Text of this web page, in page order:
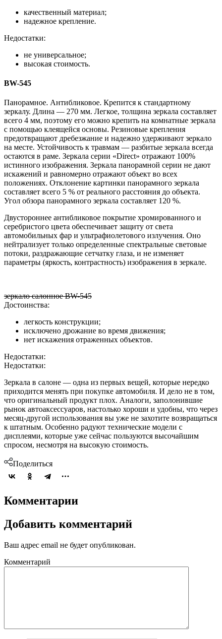
качественный материал;
надежное крепление.
Недостатки:
не универсальное;
высокая стоимость.
BW-545
Панорамное. Антибликовое. Крепится к стандартному
зеркалу. Длина — 270 мм. Легкое, толщина зеркала составляет
всего 4 мм, поэтому его можно крепить на комнатные зеркала
с помощью клеящейся основы. Резиновые крепления
предотвращают дребезжание и надежно удерживают зеркало
на месте. Устойчивость к травмам — разбитые зеркала всегда
остаются в раме. Зеркала серии «Direct» отражают 100%
истинного изображения. Зеркала панорамной серии не дают
искажений и равномерно отражают объект во всех
положениях. Отклонение картинки панорамного зеркала
составляет всего 5 % от реального расстояния до объекта.
Угол обзора панорамного зеркала составляет 120 %.
Двустороннее антибликовое покрытие хромированного и
серебристого цвета обеспечивает защиту от света
автомобильных фар и ультрафиолетового излучения. Оно
нейтрализует только определенные спектральные световые
потоки, раздражающие сетчатку глаза, и не изменяет
параметры (яркость, контрастность) изображения в зеркале.
зеркало салонное BW-545
Достоинства:
легкость конструкции;
исключено дрожание во время движения;
нет искажения отраженных объектов.
Недостатки:
Недостатки:
Зеркала в салоне — одна из первых вещей, которые нередко
приходится менять при покупке автомобиля. И дело не в том,
что оригинальный продукт плох. Аналоги, заполонившие
рынок автоаксессуаров, настолько хороши и удобны, что через
месяц-другой использования вы уже не захотите возвращаться
к штатным. Особенно радуют технические модели с
дисплеями, которые уже сейчас пользуются высочайшим
спросом, несмотря на высокую стоимость.
Поделиться
Комментарии
Добавить комментарий
Ваш адрес email не будет опубликован.
Комментарий